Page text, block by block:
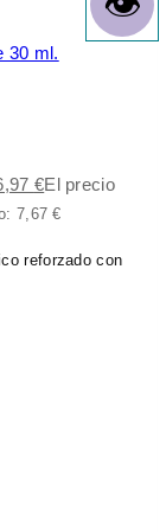
€El precio
7,67€
reforzado con